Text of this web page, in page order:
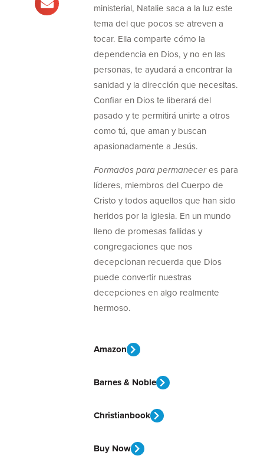
ministerial, Natalie saca a la luz este
tema del que pocos se atreven a
tocar. Ella comparte cómo la
dependencia en Dios, y no en las
personas, te ayudará a encontrar la
sanidad y la dirección que necesitas.
Confiar en Dios te liberará del
pasado y te permitirá unirte a otros
como tú, que aman y buscan
apasionadamente a Jesús.
Formados para permaneceres para
líderes, miembros del Cuerpo de
Cristo y todos aquellos que han sido
heridos por la iglesia. En un mundo
lleno de promesas fallidas y
congregaciones que nos
decepcionan recuerda que Dios
puede convertir nuestras
decepciones en algo realmente
hermoso.
Amazon
Barnes & Noble
Christianbook
Buy Now